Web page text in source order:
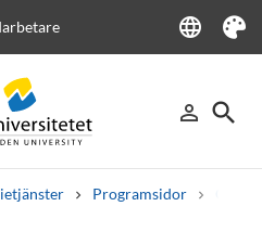
language
Language
Tema
person_outline
Logga in
search
Sök
Programsidor